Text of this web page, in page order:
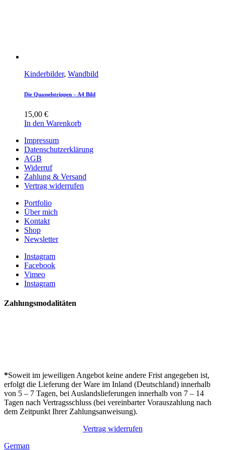
Kinderbilder, Wandbild
Die Quasselstrippen – A4 Bild
15,00 €
In den Warenkorb
Impressum
Datenschutzerklärung
AGB
Widerruf
Zahlung & Versand
Vertrag widerrufen
Portfolio
Über mich
Kontakt
Shop
Newsletter
Instagram
Facebook
Vimeo
Instagram
Zahlungsmodalitäten
*Soweit im jeweiligen Angebot keine andere Frist angegeben ist,
erfolgt die Lieferung der Ware im Inland (Deutschland) innerhalb
von 5 – 7 Tagen, bei Auslandslieferungen innerhalb von 7 – 14
Tagen nach Vertragsschluss (bei vereinbarter Vorauszahlung nach
dem Zeitpunkt Ihrer Zahlungsanweisung).
Vertrag widerrufen
German